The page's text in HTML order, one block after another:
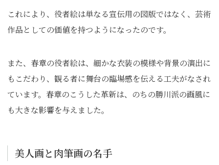
これにより、役者絵は単なる宣伝用の図版ではなく、芸術
作品としての価値を持つようになったのです。
また、春章の役者絵は、細かな衣装の模様や背景の演出に
もこだわり、観る者に舞台の臨場感を伝える工夫がなされ
ています。春章のこうした革新は、のちの勝川派の画風に
も大きな影響を与えました。
美人画と肉筆画の名手